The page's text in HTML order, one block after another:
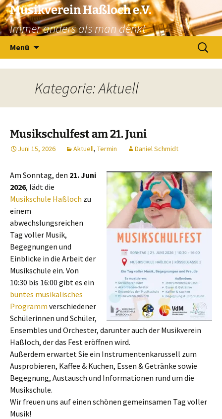
Zum
Inhalt
springen
Musikverein Haßloch e.V.
Immer anders als man denkt
Menü
Suchen
nach:
Kategorie: Aktuell
Musikschulfest am 21. Juni
Juni 15, 2026 Aktuell, Termin Daniel Schmidt
Am Sonntag, den 21. Juni
2026, lädt die
Musikschule Haßloch zu
einem
abwechslungsreichen
Tag voller Musik,
Begegnungen und
Einblicke in die Arbeit der
Musikschule ein. Von
10:30 bis 16:00 gibt es ein
buntes musikalisches
Programm verschiedener
Schülerinnen und Schüler,
Ensembles und Orchester, darunter auch der Musikverein
Haßloch, der das Fest eröffnen wird.
Außerdem erwartet Sie ein Instrumentenkarussell zum
Ausprobieren, Kaffee & Kuchen, Essen & Getränke sowie
Begegnung, Austausch und Informationen rund um die
Musikschule.
Wir freuen uns auf einen schönen gemeinsamen Tag voller
Musik!